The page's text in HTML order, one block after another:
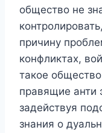
общество не
причину
конфликтах,
такое
правящие анти
задействуя
знания о